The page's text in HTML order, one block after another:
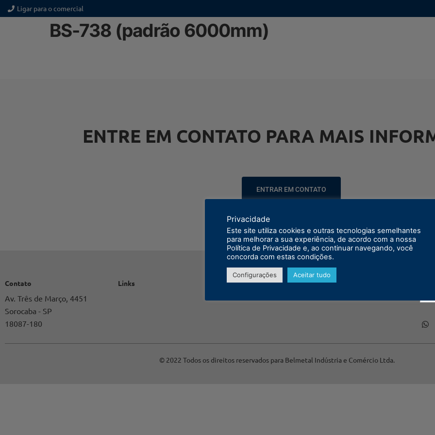
Ligar para o comercial
BS-738 (padrão 6000mm)
ENTRE EM CONTATO PARA MAIS
ENTRAR EM CONTATO
Contato
Av. Três de Março, 4451
Sorocaba - SP
18087-180
Links
© 2022 Todos os direitos reservados para Belmetal Indústria e Comércio Ltda.
Privacidade
Este site utiliza cookies e outras tecnologias semelhantes
para melhorar a sua experiência, de acordo com a nossa
Política de Privacidade e, ao continuar navegando, você
concorda com estas condições.
Configurações Aceitar tudo